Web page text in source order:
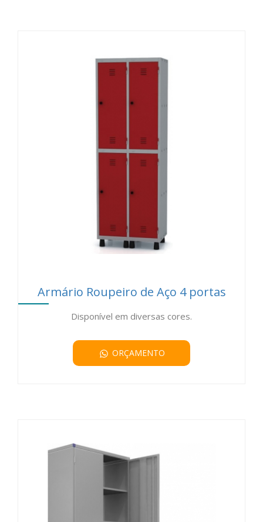
Armário Roupeiro de Aço 4 portas
Disponível em diversas cores.
ORÇAMENTO